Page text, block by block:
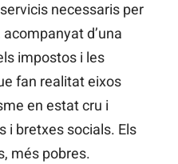
necessaris per
d’una
impostos i les
fan realitat eixos
en estat cru i
i bretxes socials. Els
més pobres.